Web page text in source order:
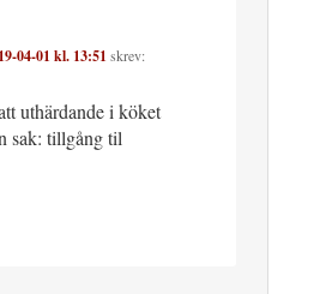
04-01 kl. 13:51 skrev:
uthärdande i köket
sak: tillgång til